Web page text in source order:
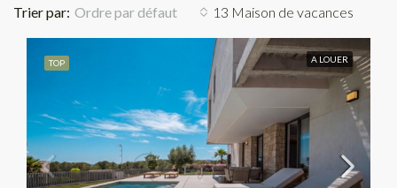
13 Maison de vacances
Trier par: Ordre par défaut
TOP A LOUER